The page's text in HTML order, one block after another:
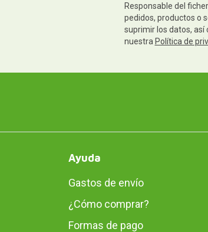
Responsable del
pedidos, productos o
suprimir los datos,
nuestra Política de
Ayuda
Gastos de envío
¿Cómo comprar?
Formas de pago